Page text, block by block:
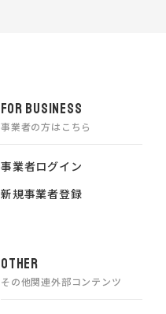
FOR BUSINESS
事業者の方はこちら
事業者ログイン
新規事業者登録
OTHER
その他関連外部コンテンツ